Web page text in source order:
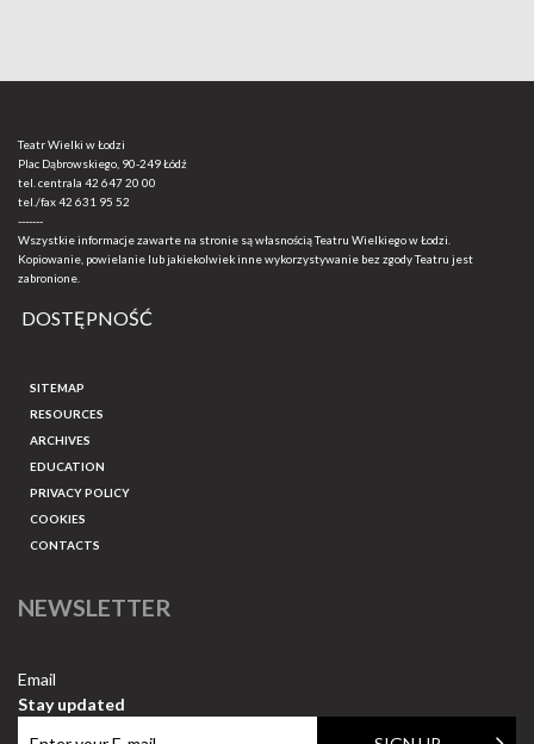
Teatr Wielki w Łodzi
Plac Dąbrowskiego, 90-249 Łódź
tel. centrala 42 647 20 00
tel./fax42 631 95 52
-------
Wszystkie informacje zawarte na stronie są własnością Teatru Wielkiego w Łodzi.
Kopiowanie, powielanie lub jakiekolwiek inne wykorzystywanie bez zgody Teatru jest
zabronione.
DOSTĘPNOŚĆ
SITEMAP
RESOURCES
ARCHIVES
EDUCATION
PRIVACY POLICY
COOKIES
CONTACTS
NEWSLETTER
Email
Stay updated